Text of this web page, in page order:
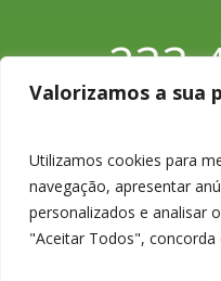
Valorizamos a sua
Utilizamos cookies para
navegação, apresentar
personalizados e analisar
"Aceitar Todos",
233
fixa